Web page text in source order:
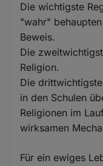
Die wichtigste
"wahr"
Beweis.
Die
Religion.
Die
in den Schulen
Religionen im
wirksamen
Für ein ewiges